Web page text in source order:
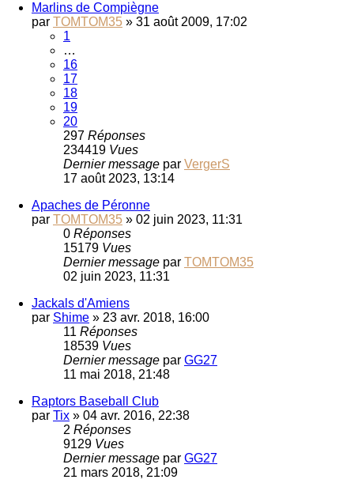
Marlins de Compiègne
par TOMTOM35 » 31 août 2009, 17:02
1
…
16
17
18
19
20
297 Réponses
234419 Vues
Dernier message par VergerS
17 août 2023, 13:14
Apaches de Péronne
par TOMTOM35 » 02 juin 2023, 11:31
0 Réponses
15179 Vues
Dernier message par TOMTOM35
02 juin 2023, 11:31
Jackals d'Amiens
par Shime » 23 avr. 2018, 16:00
11 Réponses
18539 Vues
Dernier message par GG27
11 mai 2018, 21:48
Raptors Baseball Club
par Tix » 04 avr. 2016, 22:38
2 Réponses
9129 Vues
Dernier message par GG27
21 mars 2018, 21:09